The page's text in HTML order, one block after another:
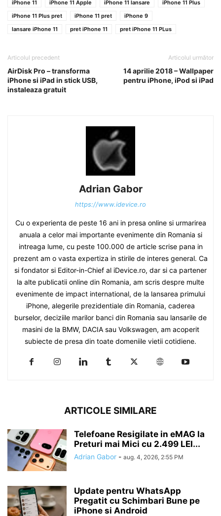
iPhone 11
iPhone 11 Apple iPhone 11 lansare
iPhone 11 Plus
iPhone 11 Plus pret
iPhone 11 pret
iPhone 9
lansare iPhone 11
pret iPhone 11 pret iPhone 11 PLus
Articolul precedent
AirDisk Pro – transforma
iPhone si iPad in stick USB,
instaleaza gratuit
Articolul următor
14 aprilie 2018 – Wallpaper
pentru iPhone, iPod si iPad
Adrian Gabor
https://www.idevice.ro
Cu o experienta de peste 16 ani in presa online si urmarirea
anuala a celor mai importante evenimente din Romania si
intreaga lume, cu peste 100.000 de article scrise pana in
prezent am o vasta expertiza in stirile de interes general. Ca
si fondator si Editor-in-Chief al iDevice.ro, dar si ca partener
la alte publicatii online din Romania, am scris despre multe
evenimente de impact international, de la lansarea primului
iPhone, alegerile prezidentiale din Romania, caderea
burselor, deciziile marilor banci din Romania sau lansarile de
masini de la BMW, DACIA sau Volkswagen, am acoperit
subiecte de presa din toate domeniile vietii cotidiene.
ARTICOLE SIMILARE
Telefoane Resigilate in eMAG la
Preturi mai Mici cu 2.499 LEI...
Adrian Gabor - aug. 4, 2026, 2:55 PM
Update pentru WhatsApp
Pregatit cu Schimbari Bune pe
iPhone si Android